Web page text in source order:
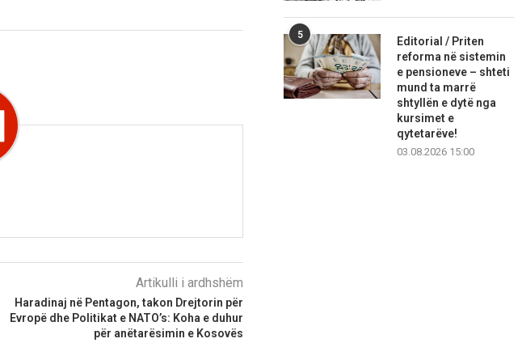
Artikulli i ardhshëm
Haradinaj në Pentagon, takon Drejtorin për
Evropë dhe Politikat e NATO’s: Koha e duhur
për anëtarësimin e Kosovës
5
Editorial / Priten
reforma në sistemin
e pensioneve – shteti
mund ta marrë
shtyllën e dytë nga
kursimet e
qytetarëve!
03.08.2026 15:00